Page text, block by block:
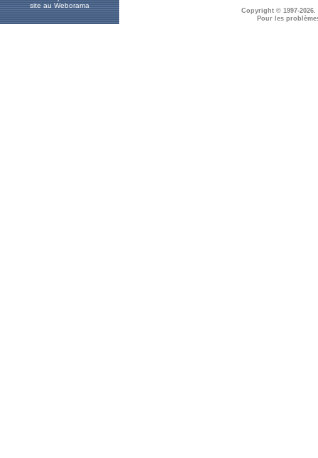
site au Weborama
Copyright © 1997-2026.
Pour les